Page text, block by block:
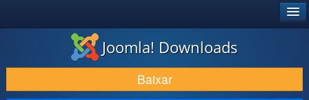
BAIXAR E APRIMORAR
DESCUBRA & APRENDA
Joomla! Downloads
Baixar